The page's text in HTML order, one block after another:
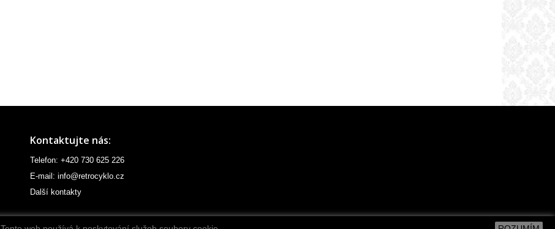
Kontaktujte nás:
Telefon: +420 730 625 226
E-mail: info@retrocyklo.cz
Další kontakty